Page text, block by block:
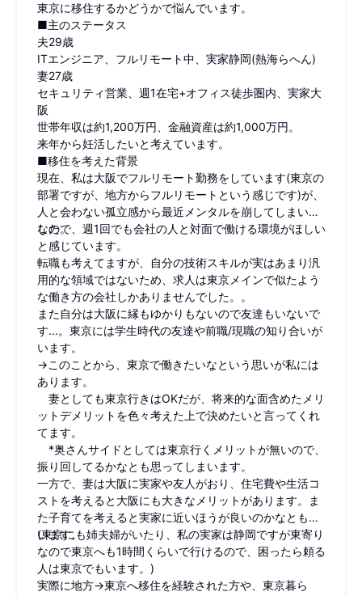
東京に移住するかどうかで悩んでいます。
■主のステータス
夫29歳
ITエンジニア、フルリモート中、実家静岡(熱海らへん)
妻27歳
セキュリティ営業、週1在宅+オフィス徒歩圏内、実家大
阪
世帯年収は約1,200万円、金融資産は約1,000万円。
来年から妊活したいと考えています。
■移住を考えた背景
現在、私は大阪でフルリモート勤務をしています(東京の
部署ですが、地方からフルリモートという感じです)が、
人と会わない孤立感から最近メンタルを崩してしまいま
した。
なので、週1回でも会社の人と対面で働ける環境がほしい
と感じています。
転職も考えてますが、自分の技術スキルが実はあまり汎
用的な領域ではないため、求人は東京メインで似たよう
な働き方の会社しかありませんでした。。
また自分は大阪に縁もゆかりもないので友達もいないで
す...。東京には学生時代の友達や前職/現職の知り合いが
います。
→このことから、東京で働きたいなという思いが私には
あります。
妻としても東京行きはOKだが、将来的な面含めたメリ
ットデメリットを色々考えた上で決めたいと言ってくれ
てます。
*奥さんサイドとしては東京行くメリットが無いので、
振り回してるかなとも思ってしまいます。
一方で、妻は大阪に実家や友人がおり、住宅費や生活コ
ストを考えると大阪にも大きなメリットがあります。ま
た子育てを考えると実家に近いほうが良いのかなとも思
います。
(東京にも姉夫婦がいたり、私の実家は静岡ですが東寄り
なので東京へも1時間くらいで行けるので、困ったら頼る
人は東京でもいます。)
実際に地方→東京へ移住を経験された方や、東京暮ら